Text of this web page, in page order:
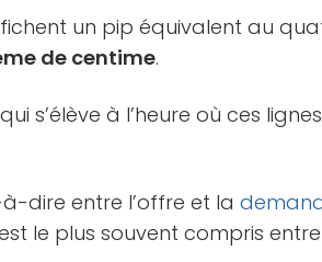
un pip équivalent au
de centime.
s’élève à l’heure où ces
à-dire entre l’offre et la
le plus souvent compris